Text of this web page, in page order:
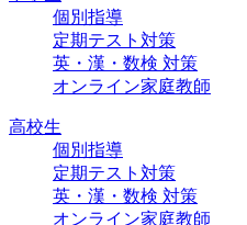
個別指導
定期テスト対策
英・漢・数検 対策
オンライン家庭教師
高校生
個別指導
定期テスト対策
英・漢・数検 対策
オンライン家庭教師